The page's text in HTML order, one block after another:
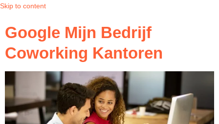
Skip to content
Google Mijn Bedrijf
Coworking Kantoren